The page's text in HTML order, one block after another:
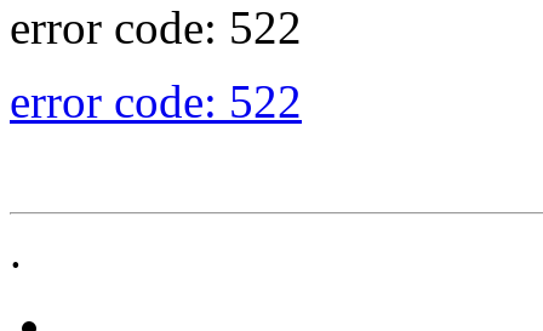
error code: 522
error code: 522
.